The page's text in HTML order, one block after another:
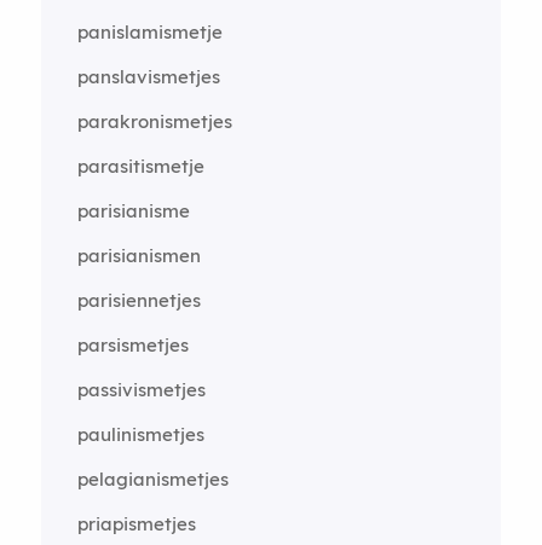
panislamismetje
panslavismetjes
parakronismetjes
parasitismetje
parisianisme
parisianismen
parisiennetjes
parsismetjes
passivismetjes
paulinismetjes
pelagianismetjes
priapismetjes